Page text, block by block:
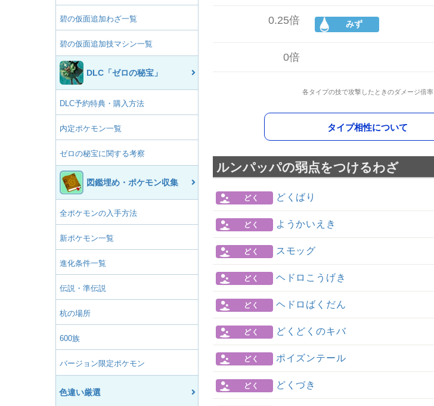
碧の仮面追加わざ一覧
碧の仮面追加技マシン一覧
DLC「ゼロの秘宝」
DLC予約特典・購入方法
内定ポケモン一覧
ゼロの秘宝に関する考察
図鑑埋め・ポケモン収集
全ポケモンの入手方法
新ポケモン一覧
進化条件一覧
伝説・準伝説
杭の場所
600族
バージョン限定ポケモン
色違い厳選
0.25倍 みず
0倍
各タイプの技で攻撃したときのダメージ倍率
タイプ相性について
ルンパッパの弱点をつけるわざ
どく どくばり
どく ようかいえき
どく スモッグ
どく ヘドロこうげき
どく ヘドロばくだん
どく どくどくのキバ
どく ポイズンテール
どく どくづき